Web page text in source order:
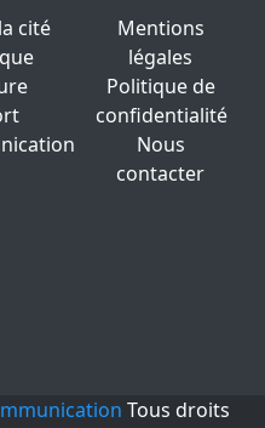
cité
Mentions
légales
Politique de
confidentialité
Nous
contacter
Tous droits